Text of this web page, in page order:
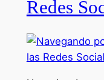
Redes